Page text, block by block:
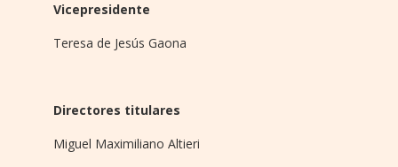
Vicepresidente
Teresa de Jesús Gaona
Directores titulares
Miguel Maximiliano Altieri